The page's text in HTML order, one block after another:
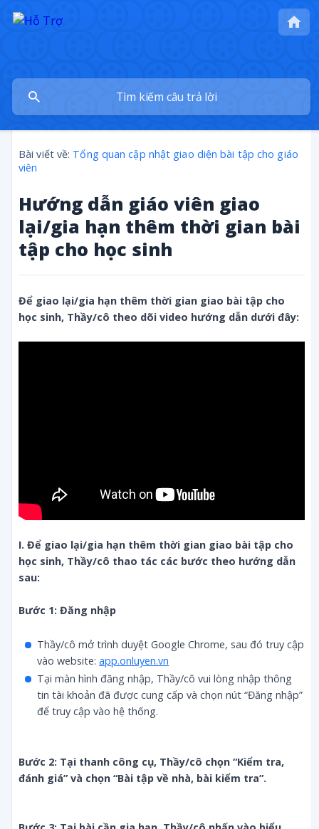
Bài viết về: Tổng quan cập nhật giao diện bài tập cho giáo
viên
Hướng dẫn giáo viên giao
lại/gia hạn thêm thời gian bài
tập cho học sinh
Để giao lại/gia hạn thêm thời gian giao bài tập cho
học sinh, Thầy/cô theo dõi video hướng dẫn dưới đây:
I. Để giao lại/gia hạn thêm thời gian giao bài tập cho
học sinh, Thầy/cô thao tác các bước theo hướng dẫn
sau:
Bước 1: Đăng nhập
Thầy/cô mở trình duyệt Google Chrome, sau đó truy cập
vào website: app.onluyen.vn
Tại màn hình đăng nhập, Thầy/cô vui lòng nhập thông
tin tài khoản đã được cung cấp và chọn nút “Đăng nhập”
để truy cập vào hệ thống.
Bước 2: Tại thanh công cụ, Thầy/cô chọn “Kiểm tra,
đánh giá” và chọn “Bài tập về nhà, bài kiểm tra”.